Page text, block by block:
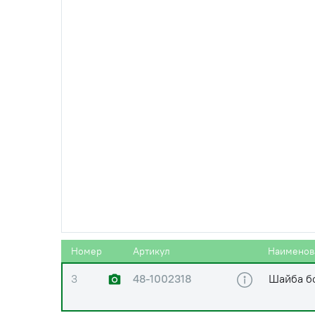
Номер Артикул
Болт
Болт
Болт
2 240-1002047-01 Болт
3 48-1002318 Шайба